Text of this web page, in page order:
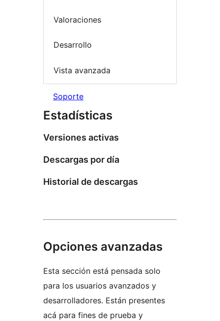
Valoraciones
Desarrollo
Vista avanzada
Soporte
Estadísticas
Versiones activas
Descargas por día
Historial de descargas
Opciones avanzadas
Esta sección está pensada solo
para los usuarios avanzados y
desarrolladores. Están presentes
acá para fines de prueba y